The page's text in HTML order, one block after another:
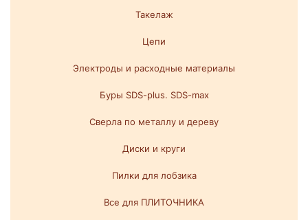
Такелаж
Цепи
Электроды и расходные материалы
Буры SDS-plus. SDS-max
Сверла по металлу и дереву
Диски и круги
Пилки для лобзика
Все для ПЛИТОЧНИКА